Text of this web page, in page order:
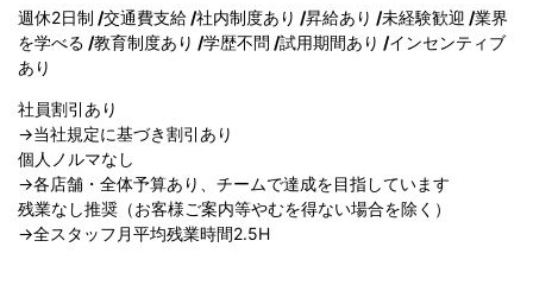
週休2日制 /交通費支給 /社内制度あり /昇給あり /未経験歓迎 /業界
を学べる /教育制度あり /学歴不問 /試用期間あり /インセンティブ
あり
社員割引あり
→当社規定に基づき割引あり
個人ノルマなし
→各店舗・全体予算あり、チームで達成を目指しています
残業なし推奨（お客様ご案内等やむを得ない場合を除く）
→全スタッフ月平均残業時間2.5H